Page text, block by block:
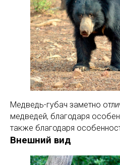
Медведь-губач заметно
медведей, благодаря
также благодаря
Внешний вид